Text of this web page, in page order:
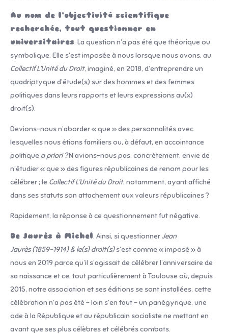
Au nom de l’objectivité scientifique
recherchée, tout questionner en
universitaires. La question n’a pas été que théorique ou
symbolique. Elle s’est imposée à nous lorsque nous avons, au
Collectif L’Unité du Droit, imaginé, en 2018, d’entreprendre un
quadriptyque d’étude(s) sur des hommes et des femmes
politiques dans leurs rapports et leurs expressions au(x)
droit(s).
Devions-nous n’aborder « que » des personnalités avec
lesquelles nous étions familiers ou, à défaut, en accointance
politique a priori ?N’avions-nous pas, concrètement, envie de
n’étudier « que » des figures républicaines de renom pour les
célébrer ; le Collectif L’Unité du Droit, notamment, ayant affiché
dans ses statuts son attachement aux valeurs républicaines ?
Rapidement, la réponse à ce questionnement fut négative.
De Jaurès à Michel. Ainsi, si questionnerJean
Jaurès (1859-1914) & le(s) droit(s)s’est comme « imposé » à
nous en 2019 parce qu’il s’agissait de célébrer l’anniversaire de
sa naissance et ce, tout particulièrement à Toulouse où, depuis
2015, notre association et ses éditions se sont installées, cette
célébration n’a pas été – loin s’en faut – un panégyrique, une
ode à la République et au républicain socialiste ne mettant en
avant que ses plus célèbres et célébrés combats.